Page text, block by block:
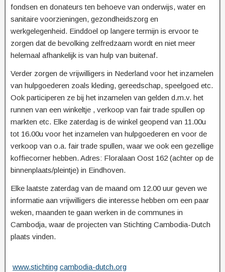
fondsen en donateurs ten behoeve van onderwijs, water en
sanitaire voorzieningen, gezondheidszorg en
werkgelegenheid. Einddoel op langere termijn is ervoor te
zorgen dat de bevolking zelfredzaam wordt en niet meer
helemaal afhankelijk is van hulp van buitenaf.
Verder zorgen de vrijwilligers in Nederland voor het inzamelen
van hulpgoederen zoals kleding, gereedschap, speelgoed etc.
Ook participeren ze bij het inzamelen van gelden d.m.v. het
runnen van een winkeltje , verkoop van fair trade spullen op
markten etc. Elke zaterdag is de winkel geopend van 11.00u
tot 16.00u voor het inzamelen van hulpgoederen en voor de
verkoop van o.a. fair trade spullen, waar we ook een gezellige
koffiecorner hebben. Adres: Floralaan Oost 162 (achter op de
binnenplaats/pleintje) in Eindhoven.
Elke laatste zaterdag van de maand om 12.00 uur geven we
informatie aan vrijwilligers die interesse hebben om een paar
weken, maanden te gaan werken in de communes in
Cambodja, waar de projecten van Stichting Cambodia-Dutch
plaats vinden.
www.stichting cambodia-dutch.org